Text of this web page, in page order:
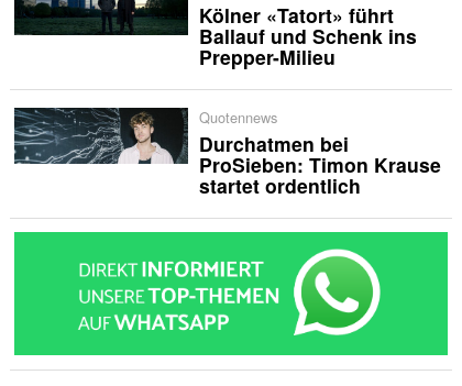
Kölner «Tatort» führt
Ballauf und Schenk ins
Prepper-Milieu
Quotennews
Durchatmen bei
ProSieben: Timon Krause
startet ordentlich